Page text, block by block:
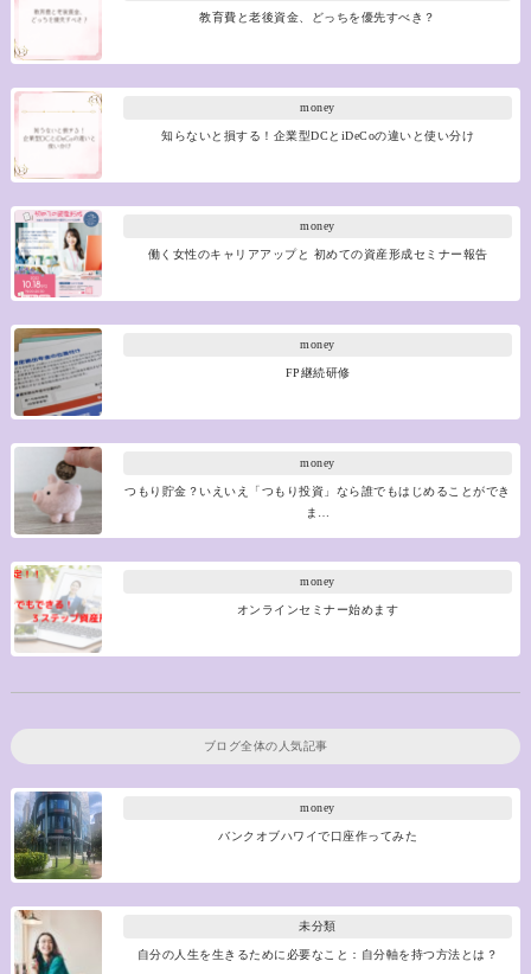
教育費と老後資金、どっちを優先すべき？
money
知らないと損する！企業型DCとiDeCoの違いと使い分け
money
働く女性のキャリアアップと 初めての資産形成セミナー報告
money
FP継続研修
money
つもり貯金？いえいえ「つもり投資」なら誰でもはじめることができ
ま…
money
オンラインセミナー始めます
ブログ全体の人気記事
money
バンクオブハワイで口座作ってみた
未分類
自分の人生を生きるために必要なこと：自分軸を持つ方法とは？